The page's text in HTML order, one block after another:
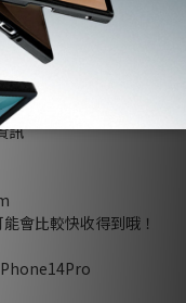
attached in the
may be right-
me know.
訊
會比較快收得到哦！